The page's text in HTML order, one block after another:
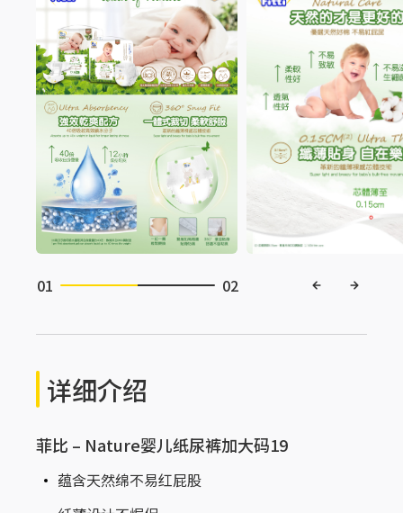
01 02
详细介绍
菲比 – Nature婴儿纸尿裤加大码19
蕴含天然绵不易红屁股